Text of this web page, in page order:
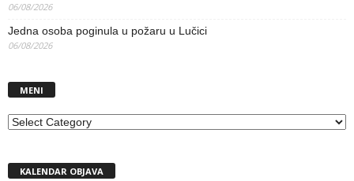
06/08/2026
Jedna osoba poginula u požaru u Lučici
06/08/2026
MENI
MENI
KALENDAR OBJAVA